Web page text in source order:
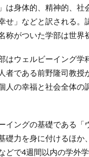
は身体的、精神的、
せ」などと訳される
称がついた学部は世界
はウェルビーイング
者である前野隆司教
人の幸福と社会全体
イングの基礎である「
礎力を身に付けるほ
どで4週間以内の学外